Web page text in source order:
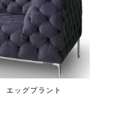
エッグプラント